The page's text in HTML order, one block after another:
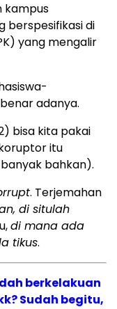
kampus
berspesifikasi di
yang mengalir
adanya.
bisa kita pakai
itu
bahkan).
. Terjemahan
di situlah
di mana ada
tikus.
berkelakuan
Sudah begitu,